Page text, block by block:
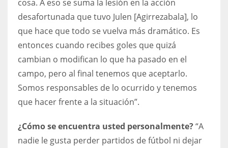
cosa. A eso se suma la lesión en la acción
desafortunada que tuvo Julen [Agirrezabala], lo
que hace que todo se vuelva más dramático. Es
entonces cuando recibes goles que quizá
cambian o modifican lo que ha pasado en el
campo, pero al final tenemos que aceptarlo.
Somos responsables de lo ocurrido y tenemos
que hacer frente a la situación”.
¿Cómo se encuentra usted personalmente?“A
nadie le gusta perder partidos de fútbol ni dejar